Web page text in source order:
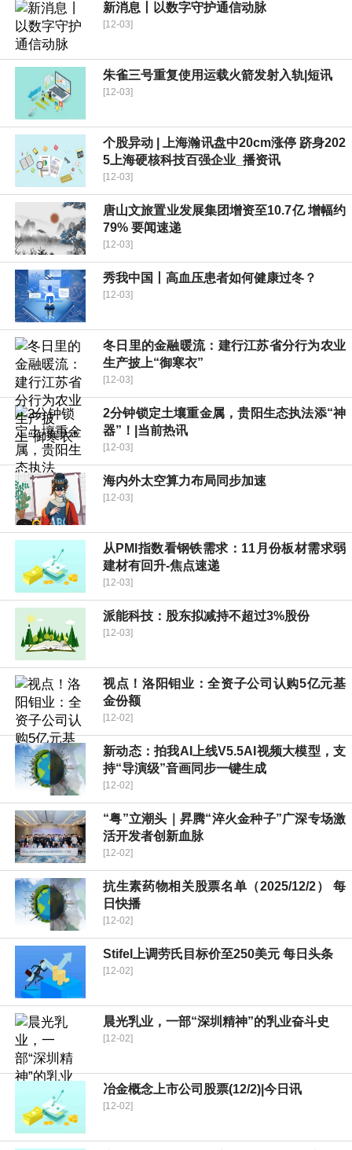
新消息丨以数字守护通信动脉
[12-03]
朱雀三号重复使用运载火箭发射入轨|短讯
[12-03]
个股异动 | 上海瀚讯盘中20cm涨停 跻身202
5上海硬核科技百强企业_播资讯
[12-03]
唐山文旅置业发展集团增资至10.7亿 增幅约
79% 要闻速递
[12-03]
秀我中国丨高血压患者如何健康过冬？
[12-03]
冬日里的金融暖流：建行江苏省分行为农业
生产披上“御寒衣”
[12-03]
2分钟锁定土壤重金属，贵阳生态执法添“神
器”！|当前热讯
[12-03]
海内外太空算力布局同步加速
[12-03]
从PMI指数看钢铁需求：11月份板材需求弱
建材有回升-焦点速递
[12-03]
派能科技：股东拟减持不超过3%股份
[12-03]
视点！洛阳钼业：全资子公司认购5亿元基
金份额
[12-02]
新动态：拍我AI上线V5.5AI视频大模型，支
持“导演级”音画同步一键生成
[12-02]
“粤”立潮头｜昇腾“淬火金种子”广深专场激
活开发者创新血脉
[12-02]
抗生素药物相关股票名单（2025/12/2） 每
日快播
[12-02]
Stifel上调劳氏目标价至250美元 每日头条
[12-02]
晨光乳业，一部“深圳精神”的乳业奋斗史
[12-02]
冶金概念上市公司股票(12/2)|今日讯
[12-02]